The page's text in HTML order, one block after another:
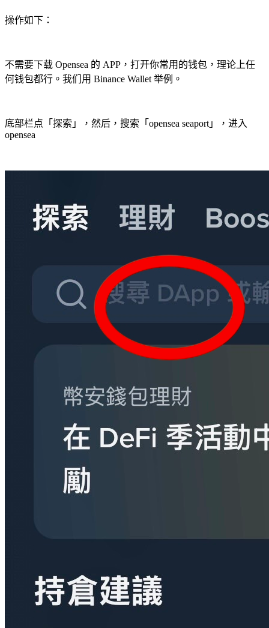
操作如下：
不需要下载 Opensea 的 APP，打开你常用的钱包，理论上任
何钱包都行。我们用 Binance Wallet 举例。
底部栏点「探索」，然后，搜索「opensea seaport」，进入
opensea